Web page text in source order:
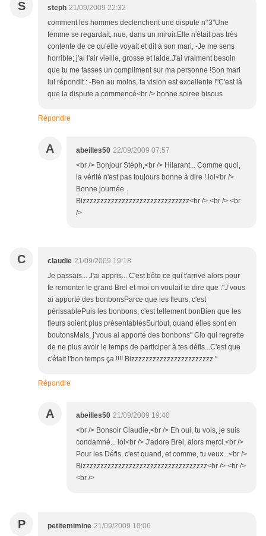
S steph 21/09/2009 22:32
comment les hommes declenchent une dispute n°3"Une
femme se regardait, nue, dans un miroir.Elle n'était pas très
contente de ce qu'elle voyait et dit à son mari, -Je me sens
horrible; j'ai l'air vieille, grosse et laide.J'ai vraiment besoin
que tu me fasses un compliment sur ma personne !Son mari
lui répondit : -Ben au moins, ta vision est excellente !"C'est là
que la dispute a commencé<br /> bonne soiree bisous
Répondre
A abeilles50 22/09/2009 07:57
<br /> Bonjour Stéph,<br /> Hilarant... Comme quoi,
la vérité n'est pas toujours bonne à dire ! lol<br />
Bonne journée.
Bizzzzzzzzzzzzzzzzzzzzzzzzzzzzzz<br /> <br /> <br
/>
C claudie 21/09/2009 19:18
Je passais... J'ai appris... C'est bête ce qui t'arrive alors pour
te remonter le grand Brel et moi on voulait te dire que :"J’vous
ai apporté des bonbonsParce que les fleurs, c'est
périssablePuis les bonbons, c'est tellement bonBien que les
fleurs soient plus présentablesSurtout, quand elles sont en
boutonsMais, j’vous ai apporté des bonbons" Clo qui regrette
de ne plus avoir le temps de participer à tes défis...C'est que
c'était l'bon temps ça !!!! Bizzzzzzzzzzzzzzzzzzzzzzz."
Répondre
A abeilles50 21/09/2009 19:40
<br /> Bonsoir Claudie,<br /> Eh oui, tu vois, je suis
condamné... lol<br /> J'adore Brel, alors merci.<br />
Pour les Défis, c'est quand, et comme, tu veux...<br />
Bizzzzzzzzzzzzzzzzzzzzzzzzzzzzzzzzzzz<br /> <br />
<br />
P petitemimine 21/09/2009 10:06